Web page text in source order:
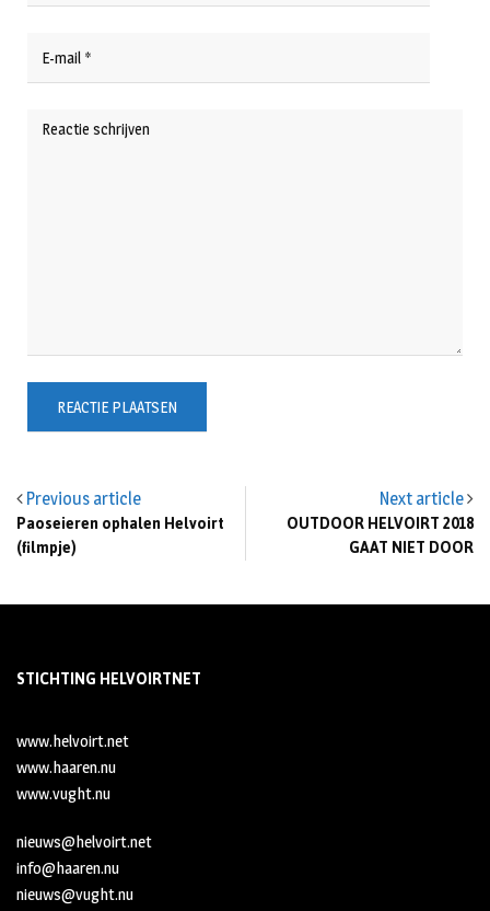
Previous article
Paoseieren ophalen Helvoirt
(filmpje)
Next article
OUTDOOR HELVOIRT 2018
GAAT NIET DOOR
STICHTING HELVOIRTNET
www.helvoirt.net
www.haaren.nu
www.vught.nu
nieuws@helvoirt.net
info@haaren.nu
nieuws@vught.nu